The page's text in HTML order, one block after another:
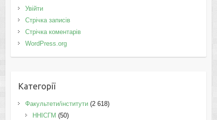
Увійти
Стрічка записів
Стрічка коментарів
WordPress.org
Категорії
Факультети/інститути(2 618)
ННІСГМ (50)